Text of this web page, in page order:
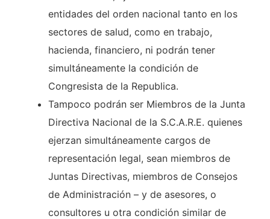
entidades del orden nacional tanto en los
sectores de salud, como en trabajo,
hacienda, financiero, ni podrán tener
simultáneamente la condición de
Congresista de la Republica.
Tampoco podrán ser Miembros de la Junta
Directiva Nacional de la S.C.A.R.E. quienes
ejerzan simultáneamente cargos de
representación legal, sean miembros de
Juntas Directivas, miembros de Consejos
de Administración – y de asesores, o
consultores u otra condición similar de